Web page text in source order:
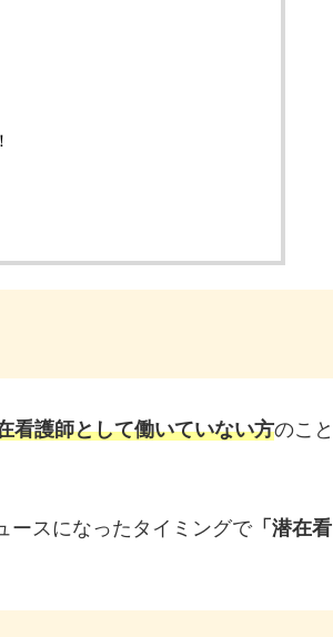
看護師として働いていない方のこと
ースになったタイミングで「潜在看